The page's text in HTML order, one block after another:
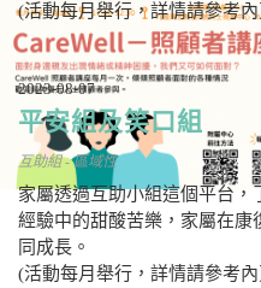
(活動每月舉行，詳情請參考
2023-08-07
平安組及笑口組
互助組 - 區域性
家屬透過互助小組這個平台，
經驗中的甜酸苦樂，家屬在
同成長。
(活動每月舉行，詳情請參考